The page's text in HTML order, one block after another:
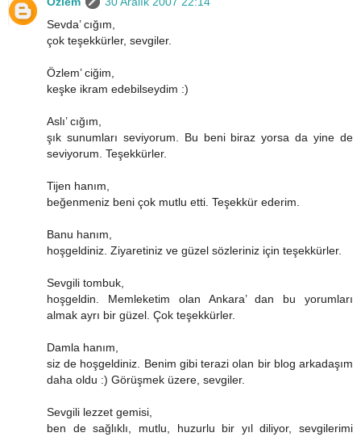
Sevda’ cığım,
çok teşekkürler, sevgiler.
Özlem’ ciğim,
keşke ikram edebilseydim :)
Aslı’ cığım,
şık sunumları seviyorum. Bu beni biraz yorsa da yine de
seviyorum. Teşekkürler.
Tijen hanım,
beğenmeniz beni çok mutlu etti. Teşekkür ederim.
Banu hanım,
hoşgeldiniz. Ziyaretiniz ve güzel sözleriniz için teşekkürler.
Sevgili tombuk,
hoşgeldin. Memleketim olan Ankara’ dan bu yorumları
almak ayrı bir güzel. Çok teşekkürler.
Damla hanım,
siz de hoşgeldiniz. Benim gibi terazi olan bir blog arkadaşım
daha oldu :) Görüşmek üzere, sevgiler.
Sevgili lezzet gemisi,
ben de sağlıklı, mutlu, huzurlu bir yıl diliyor, sevgilerimi